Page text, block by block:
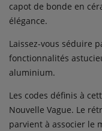
capot de bonde en
élégance.
Laissez-vous séduire
fonctionnalités
aluminium.
Les codes définis à
Nouvelle Vague. Le
parvient à associer le